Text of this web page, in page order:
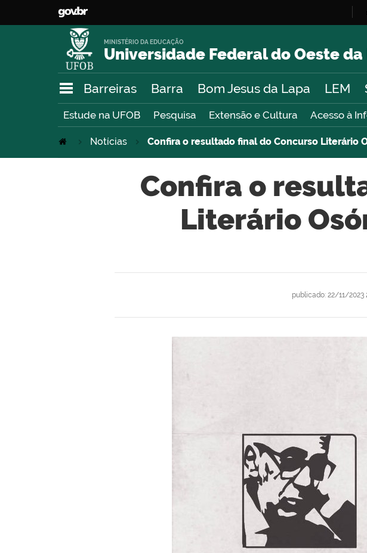
Universidade Federal do Oeste da
MINISTÉRIO DA EDUCAÇÃO
Barreiras Barra Bom Jesus da Lapa LEM
Estude na UFOB Pesquisa Extensão e Cultura Acesso à
Notícias Confira o resultado final do Concurso Literário
Confira o
Literário
publicado: 22/11/2023